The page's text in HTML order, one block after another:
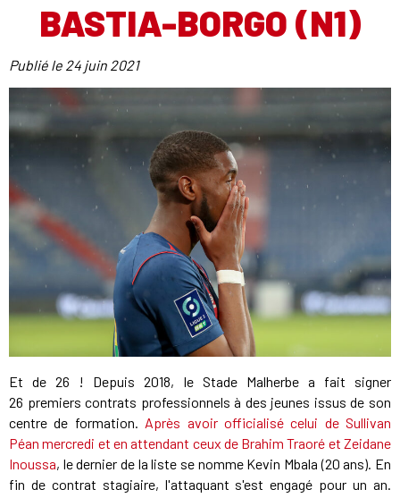
BASTIA-BORGO (N1)
Publié le 24 juin 2021
Et de 26 ! Depuis 2018, le Stade Malherbe a fait signer
26 premiers contrats professionnels à des jeunes issus de son
centre de formation. Après avoir officialisé celui de Sullivan
Péan mercredi et en attendant ceux de Brahim Traoré et Zeidane
Inoussa, le dernier de la liste se nomme Kevin Mbala (20 ans). En
fin de contrat stagiaire, l'attaquant s'est engagé pour un an.